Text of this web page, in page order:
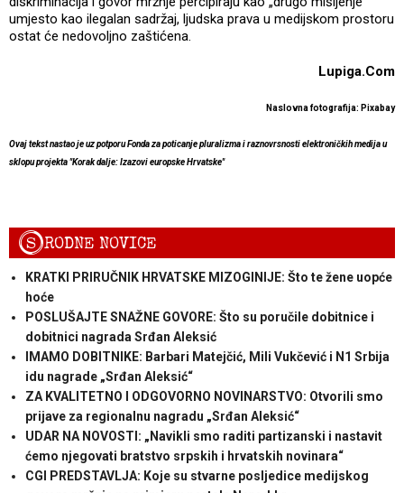
umjesto kao ilegalan sadržaj, ljudska prava u medijskom prostoru
ostat će nedovoljno zaštićena.
Lupiga.Com
Naslovna fotografija: Pixabay
Ovaj tekst nastao je uz potporu Fonda za poticanje pluralizma i raznovrsnosti elektroničkih medija u
sklopu projekta "Korak dalje: Izazovi europske Hrvatske"
SRODNE NOVICE
KRATKI PRIRUČNIK HRVATSKE MIZOGINIJE: Što te žene uopće
hoće
POSLUŠAJTE SNAŽNE GOVORE: Što su poručile dobitnice i
dobitnici nagrada Srđan Aleksić
IMAMO DOBITNIKE: Barbari Matejčić, Mili Vukčević i N1 Srbija
idu nagrade „Srđan Aleksić“
ZA KVALITETNO I ODGOVORNO NOVINARSTVO: Otvorili smo
prijave za regionalnu nagradu „Srđan Aleksić“
UDAR NA NOVOSTI: „Navikli smo raditi partizanski i nastavit
ćemo njegovati bratstvo srpskih i hrvatskih novinara“
CGI PREDSTAVLJA: Koje su stvarne posljedice medijskog